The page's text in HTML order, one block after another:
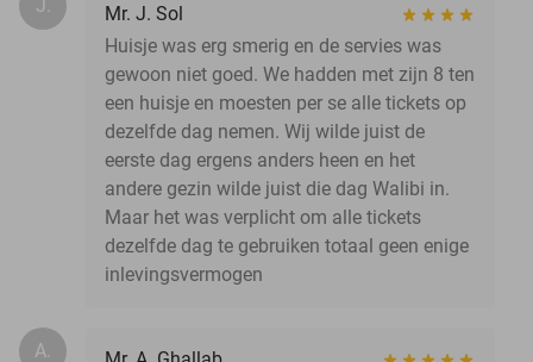
J.
Mr. J. Sol
Huisje was erg smerig en de servies was
gewoon niet goed. We hadden met zijn 8 ten
een huisje en moesten per se alle tickets op
dezelfde dag nemen. Wij wilde juist de
eerste dag ergens anders heen en het
andere gezin wilde juist die dag Walibi in.
Maar het was verplicht om alle tickets
dezelfde dag te gebruiken totaal geen enige
inlevingsvermogen
A.